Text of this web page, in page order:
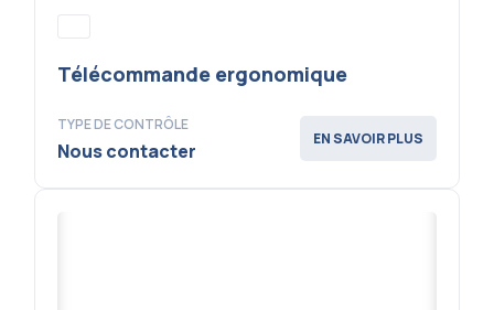
Télécommande ergonomique
TYPE DE CONTRÔLE
Nous contacter
EN SAVOIR PLUS